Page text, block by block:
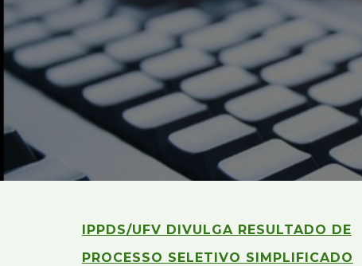
IPPDS/UFV DIVULGA RESULTADO DE
PROCESSO SELETIVO SIMPLIFICADO